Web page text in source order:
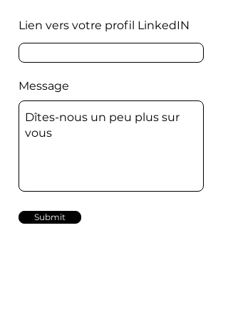
Lien vers votre profil LinkedIN
Message
Submit